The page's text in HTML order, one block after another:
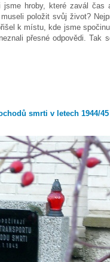
hroby, které zavál
položit svůj život?
k místu, kde jsme
přesné odpovědi. Tak
smrti v letech 1944/45